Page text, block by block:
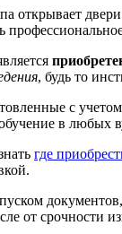
открывает
, будь то
с
в любых
где
документов,
от срочности